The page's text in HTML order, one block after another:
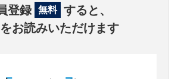
登録 無料 すると、
お読みいただけます